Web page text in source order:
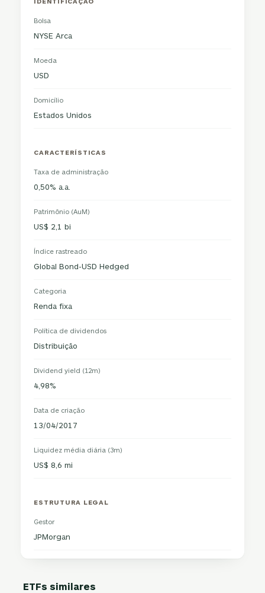
Bolsa
NYSE Arca
Moeda
USD
Domicílio
Estados Unidos
CARACTERÍSTICAS
Taxa de administração
0,50% a.a.
Patrimônio (AuM)
US$ 2,1 bi
Índice rastreado
Global Bond-USD Hedged
Categoria
Renda fixa
Política de dividendos
Distribuição
Dividend yield (12m)
4,98%
Data de criação
13/04/2017
Liquidez média diária (3m)
US$ 8,6 mi
ESTRUTURA LEGAL
Gestor
JPMorgan
ETFs similares